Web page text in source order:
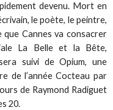
devenu. Mort en
le poète, le peintre,
que Cannes va consacrer
La Belle et la Bête,
suivi de Opium, une
de l’année Cocteau par
de Raymond Radiguet
20.